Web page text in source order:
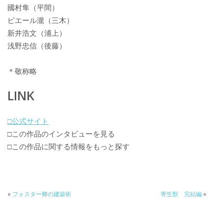
國村隼（平間）
ピエール瀧（三木）
新井浩文（浦上）
浅野忠信（後藤）
＊敬称略
LINK
□公式サイト
□この作品のインタビューを見る
□この作品に関する情報をもっと探す
« フォスター卿の建築術 寄生獣 完結編»